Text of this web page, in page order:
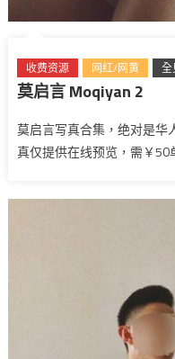
收费资源 网红/网黄 全
莫启言 Moqiyan 2
莫启言写真合集，绝对是华
真仅提供在线预览，需￥50